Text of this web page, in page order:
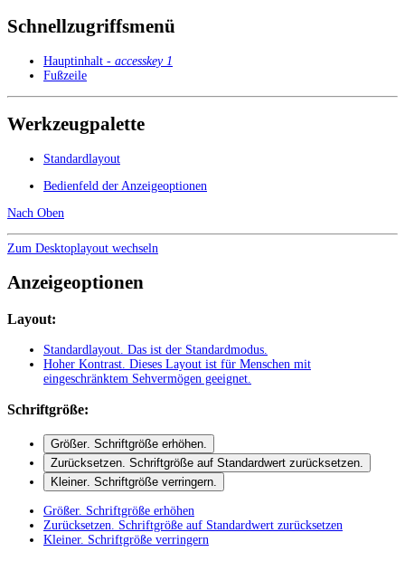
Schnellzugriffsmenü
Hauptinhalt - accesskey 1
Fußzeile
Werkzeugpalette
Standardlayout
Bedienfeld der Anzeigeoptionen
Nach Oben
Zum Desktoplayout wechseln
Anzeigeoptionen
Layout:
Standardlayout . Das ist der Standardmodus.
Hoher Kontrast . Dieses Layout ist für Menschen mit
eingeschränktem Sehvermögen geeignet.
Schriftgröße:
Größer. Schriftgröße erhöhen.
Zurücksetzen . Schriftgröße auf Standardwert zurücksetzen.
Kleiner. Schriftgröße verringern.
Größer. Schriftgröße erhöhen
Zurücksetzen . Schriftgröße auf Standardwert zurücksetzen
Kleiner. Schriftgröße verringern